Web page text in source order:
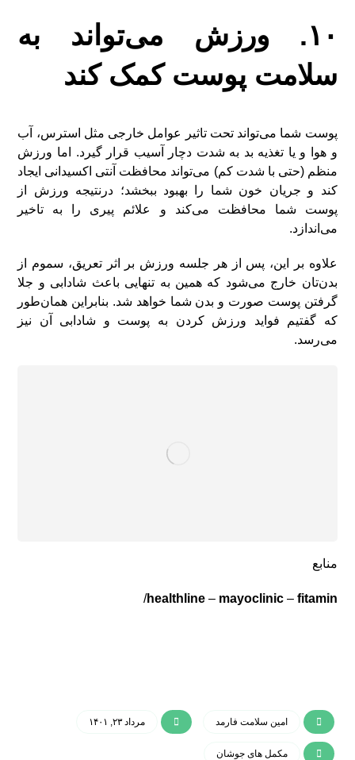
۱۰. ورزش می‌تواند به
سلامت پوست کمک کند
پوست شما می‌تواند تحت تاثیر عوامل خارجی مثل استرس، آب
و هوا و یا تغذیه بد به شدت دچار آسیب قرار گیرد. اما ورزش
منظم (حتی با شدت کم) ​​می‌تواند محافظت آنتی اکسیدانی ایجاد
کند و جریان خون شما را بهبود ببخشد؛ درنتیجه ورزش از
پوست شما محافظت می‌کند و علائم پیری را به تاخیر
می‌اندازد.
علاوه بر این، پس از هر جلسه ورزش بر اثر تعریق، سموم از
بدن‌تان خارج می‌شود که همین به تنهایی باعث شادابی و جلا
گرفتن پوست صورت و بدن شما خواهد شد. بنابراین همان‌طور
که گفتیم فواید ورزش کردن به پوست و شادابی آن نیز
می‌رسد.
منابع
healthline– mayoclinic–fitamin
/
امین سلامت فارمد مرداد ۲۳, ۱۴۰۱
مکمل های جوشان